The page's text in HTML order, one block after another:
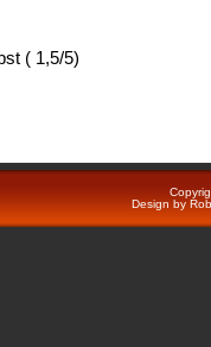
( 1,5/5)
Design by